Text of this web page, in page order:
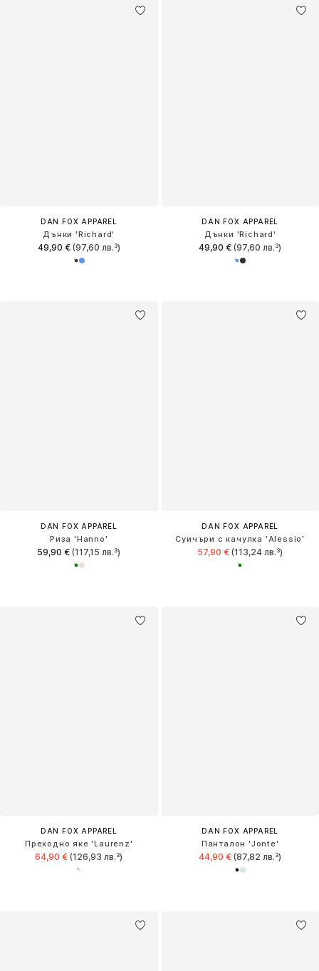
DAN FOX APPAREL
Дънки 'Richard'
49,90 €(97,60 лв.³)
DAN FOX APPAREL
Дънки 'Richard'
49,90 € (97,60 лв.³)
DAN FOX APPAREL
Риза 'Hanno'
59,90 € (117,15 лв.³)
DAN FOX APPAREL
Суичъри с качулка 'Alessio'
57,90 € (113,24 лв.³)
DAN FOX APPAREL
Преходно яке 'Laurenz'
64,90 € (126,93 лв.³)
DAN FOX APPAREL
Панталон 'Jonte'
44,90 € (87,82 лв.³)